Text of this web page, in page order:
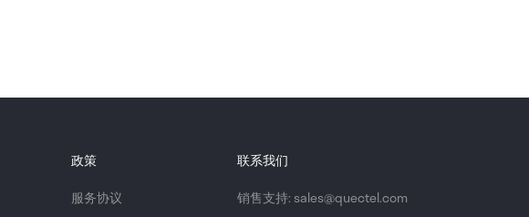
政策
服务协议
联系我们
销售支持: sales@quectel.com